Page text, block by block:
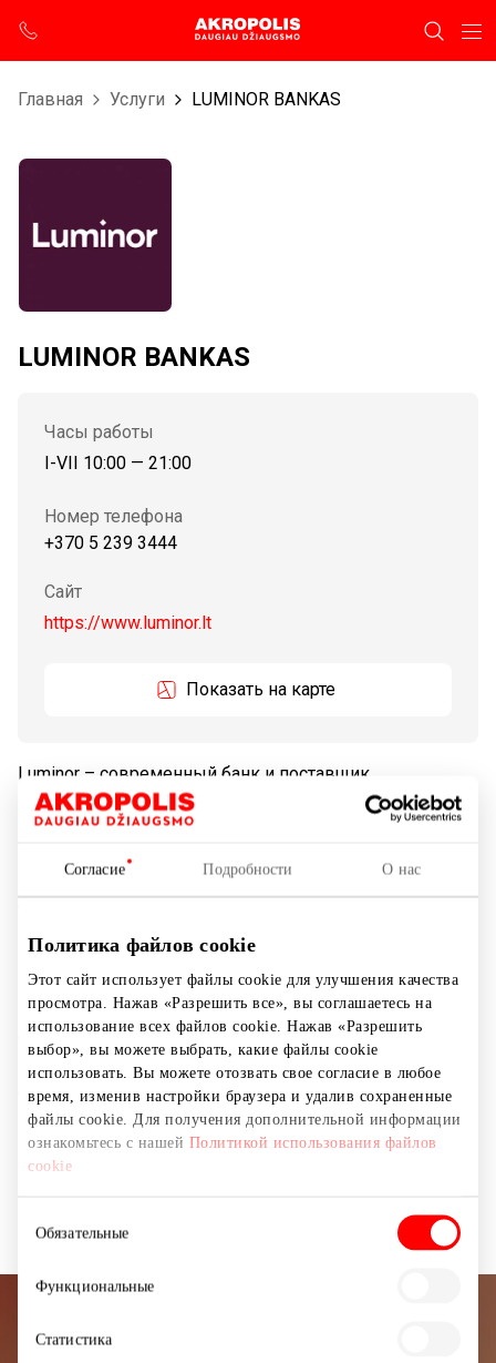
Согласие Подробности О нас
Политика файлов cookie
Этот сайт использует файлы cookie для улучшения качества
просмотра. Нажав «Разрешить все», вы соглашаетесь на
использование всех файлов cookie. Нажав «Разрешить
выбор», вы можете выбрать, какие файлы cookie
использовать. Вы можете отозвать свое согласие в любое
время, изменив настройки браузера и удалив сохраненные
файлы cookie. Для получения дополнительной информации
ознакомьтесь с нашей Политикой использования файлов
cookie
согласия
Обязательные
Функциональные
Статистика
Главная Услуги LUMINOR BANKAS
LUMINOR BANKAS
Часы работы
I-VII 10:00 — 21:00
Номер телефона
+370 5 239 3444
Сайт
https://www.luminor.lt
Показать на карте
Luminor – современный банк и поставщик
финансовых услуг нового поколения в Литве, Латвии
и Эстонии, понимающий местный рынок и
потребности клиентов. Банк создан в результате
объединения уникального опыта Nordea и DNB – двух
позиции, и является третьим по величине
поставщиком финансовых услуг в регионе
Балтийских стран. Банк Luminor объединяет около 1,3
миллиона клиентов, а также команду профессионалов
численностью около 3 000 человек и стремится стать
лидирующим поставщиком финансовых услуг для
бизнеса и предприимчивых людей, отличающихся
финансовой активностью.
Подписывайтесь на рассылку